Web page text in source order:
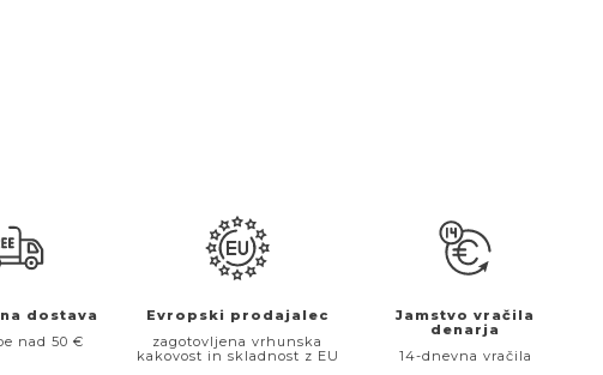
dostava
nad 50 €
Evropski prodajalec
zagotovljena vrhunska
kakovost in skladnost z EU
Jamstvo vračila
denarja
14-dnevna vračila